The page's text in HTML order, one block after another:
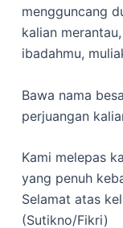
mengguncang
kalian
ibadahmu,
​Bawa nama
perjuangan
Kami melepas
yang penuh
​Selamat atas
(Sutikno/Fikri)